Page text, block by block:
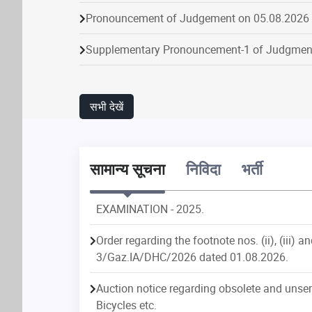
Pronouncement of Judgement on 05.08.2026
Supplementary Pronouncement-1 of
Supplementary Pronouncement-1 of
Pronouncement of Judgement on 04.08.2026
Supplementary Pronouncement-4 of
Supplementary Pronouncement-2 of
Pronouncement of Judgement on 10.08.2026
Supplementary Pronouncement-1 of
Pronouncement of Judgement on 07.08.2026
सभी देखें
सामान्य सूचना निविदा भर्ती
3/Gaz.IA/DHC/2026 dated 01.08.2026.
Bicycles etc.
Particular Institution
Criminal
637
565
Civil Matters
1039